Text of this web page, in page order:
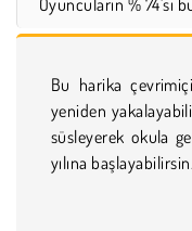
Bu harika
yeniden
süsleyerek okula
yılına başlayabilirsin.